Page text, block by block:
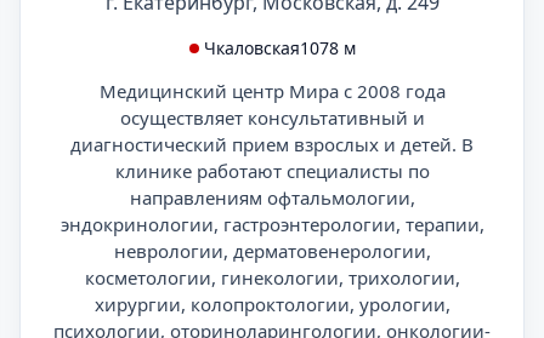
Чкаловская1078 м
Медицинский центр Мира с 2008 года
осуществляет консультативный и
диагностический прием взрослых и детей. В
клинике работают специалисты по
направлениям офтальмологии,
эндокринологии, гастроэнтерологии, терапии,
неврологии, дерматовенерологии,
косметологии, гинекологии, трихологии,
хирургии, колопроктологии, урологии,
психологии, оториноларингологии, онкологии-